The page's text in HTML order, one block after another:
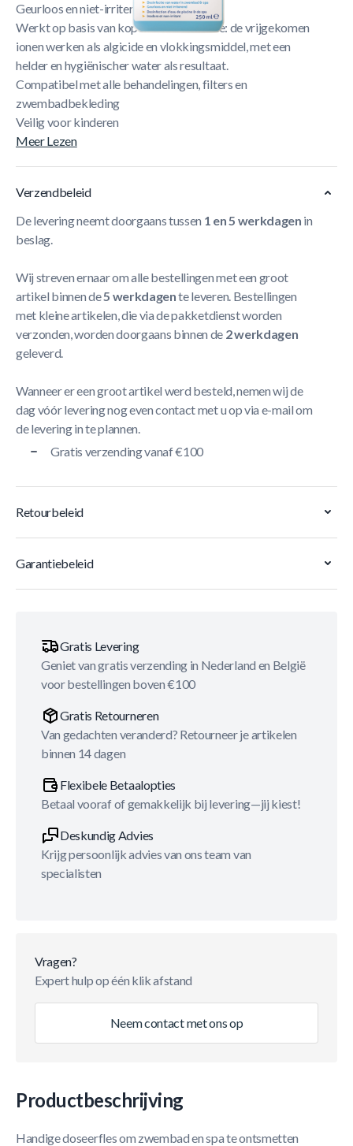
Geurloos en niet-irriterend
Werkt op basis van koper-zilverionisatie: de vrijgekomen
ionen werken als algicide en vlokkingsmiddel, met een
helder en hygiënischer water als resultaat.
Compatibel met alle behandelingen, filters en
zwembadbekleding
Veilig voor kinderen
Meer Lezen
Verzendbeleid
De levering neemt doorgaans tussen 1 en 5 werkdagen in
beslag.
Wij streven ernaar om alle bestellingen met een groot
artikel binnen de5 werkdagente leveren. Bestellingen
met kleine artikelen, die via de pakketdienst worden
verzonden, worden doorgaans binnen de 2 werkdagen
geleverd.
Wanneer er een groot artikel werd besteld, nemen wij de
dag vóór levering nog even contact met u op via e-mail om
de levering in te plannen.
Gratis verzending vanaf €100
Retourbeleid
Garantiebeleid
Gratis Levering
Geniet van gratis verzending in Nederland en België
voor bestellingen boven €100
Gratis Retourneren
Van gedachten veranderd? Retourneer je artikelen
binnen 14 dagen
Flexibele Betaalopties
Betaal vooraf of gemakkelijk bij levering—jij kiest!
Deskundig Advies
Krijg persoonlijk advies van ons team van
specialisten
Vragen?
Expert hulp op één klik afstand
Neem contact met ons op
Productbeschrijving
Handige doseerfles om zwembad en spa te ontsmetten